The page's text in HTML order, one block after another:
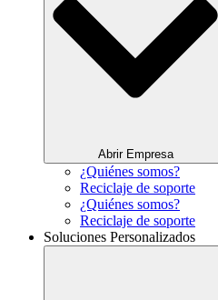
Abrir Empresa
¿Quiénes somos?
Reciclaje de soporte
¿Quiénes somos?
Reciclaje de soporte
Soluciones Personalizados